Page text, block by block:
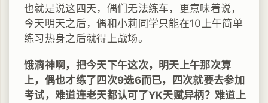
也就是说这四天，偶们无法练车，更意味着说，
今天明天之后，偶和小莉同学只能在10上午简单
练习热身之后就得上战场。
饿滴神啊，把今天下午这次，明天上午那次算
上，偶也才练了四次9选6而已，四次就要去参加
考试，难道连老天都认可了YK天赋异柄？难道上